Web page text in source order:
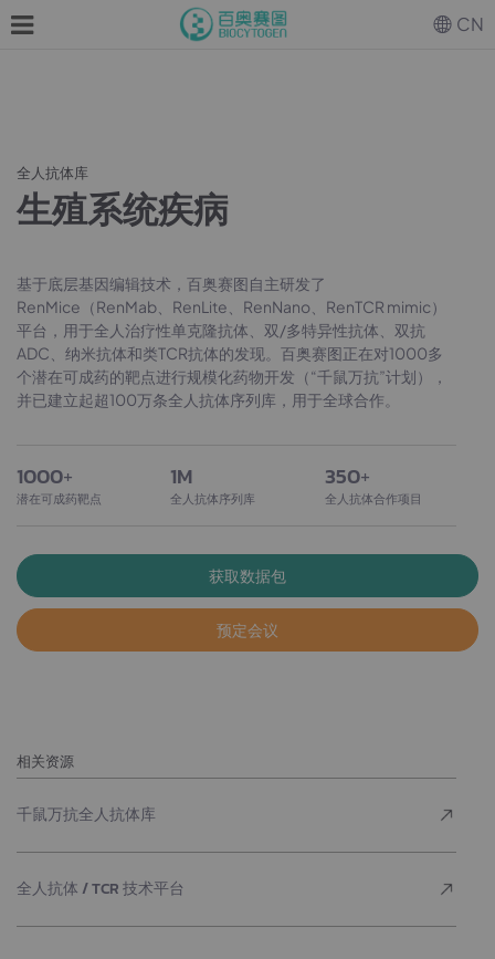
全人抗体库
生殖系统疾病
基于底层基因编辑技术，百奥赛图自主研发了
RenMice（RenMab、RenLite、RenNano、RenTCR mimic）
平台，用于全人治疗性单克隆抗体、双/多特异性抗体、双抗
ADC、纳米抗体和类TCR抗体的发现。百奥赛图正在对1000多
个潜在可成药的靶点进行规模化药物开发（“千鼠万抗”计划），
并已建立起超100万条全人抗体序列库，用于全球合作。
1000+
潜在可成药靶点
1M
全人抗体序列库
350+
全人抗体合作项目
获取数据包
预定会议
相关资源
千鼠万抗全人抗体库
全人抗体 / TCR 技术平台
CN